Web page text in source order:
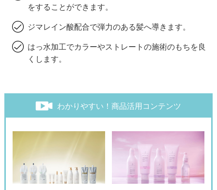
をすることができます。
ジマレイン酸配合で弾力のある髪へ導きます。
はっ水加工でカラーやストレートの施術のもちを良
くします。
わかりやすい！商品活用コンテンツ